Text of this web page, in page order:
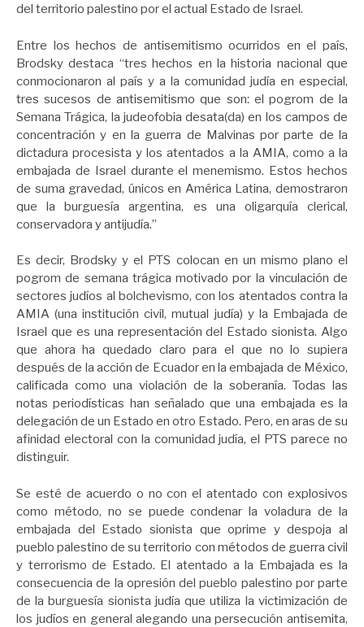
del territorio palestino por el actual Estado de Israel.
Entre los hechos de antisemitismo ocurridos en el país,
Brodsky destaca “tres hechos en la historia nacional que
conmocionaron al país y a la comunidad judía en especial,
tres sucesos de antisemitismo que son: el pogrom de la
Semana Trágica, la judeofobia desata(da) en los campos de
concentración y en la guerra de Malvinas por parte de la
dictadura procesista y los atentados a la AMIA, como a la
embajada de Israel durante el menemismo. Estos hechos
de suma gravedad, únicos en América Latina, demostraron
que la burguesía argentina, es una oligarquía clerical,
conservadora y antijudía.”
Es decir, Brodsky y el PTS colocan en un mismo plano el
pogrom de semana trágica motivado por la vinculación de
sectores judíos al bolchevismo, con los atentados contra la
AMIA (una institución civil, mutual judía) y la Embajada de
Israel que es una representación del Estado sionista. Algo
que ahora ha quedado claro para el que no lo supiera
después de la acción de Ecuador en la embajada de México,
calificada como una violación de la soberanía. Todas las
notas periodísticas han señalado que una embajada es la
delegación de un Estado en otro Estado. Pero, en aras de su
afinidad electoral con la comunidad judía, el PTS parece no
distinguir.
Se esté de acuerdo o no con el atentado con explosivos
como método, no se puede condenar la voladura de la
embajada del Estado sionista que oprime y despoja al
pueblo palestino de su territorio con métodos de guerra civil
y terrorismo de Estado. El atentado a la Embajada es la
consecuencia de la opresión del pueblo palestino por parte
de la burguesía sionista judía que utiliza la victimización de
los judíos en general alegando una persecución antisemita,